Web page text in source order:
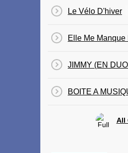
Le Vélo D'hiver
Elle Me Manque
JIMMY (EN
BOITE A
All